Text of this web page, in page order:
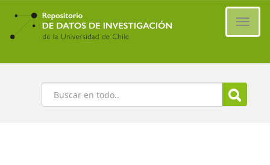
Ir
contenido
principal
Buscar